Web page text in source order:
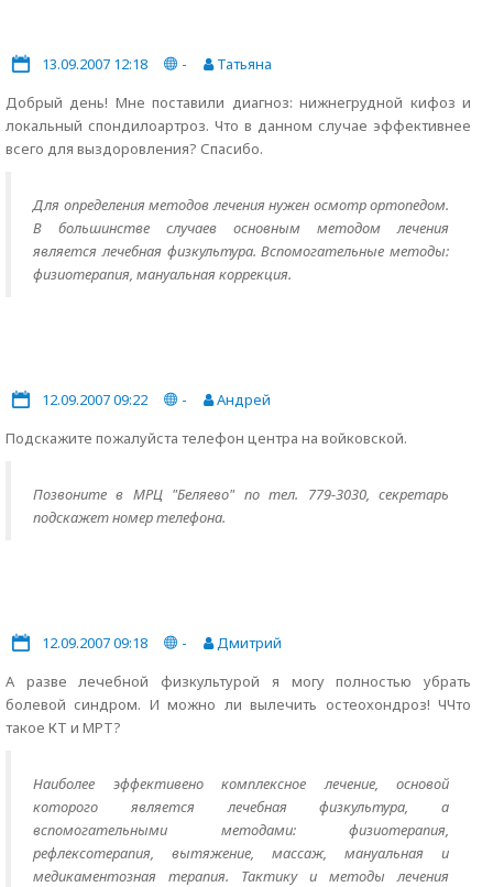
13.09.2007 12:18 -
Татьяна
Добрый день! Мне поставили диагноз: нижнегрудной кифоз и
локальный спондилоартроз. Что в данном случае эффективнее
всего для выздоровления? Спасибо.
Для определения методов лечения нужен осмотр ортопедом.
В большинстве случаев основным методом лечения
является лечебная физкультура. Вспомогательные методы:
физиотерапия, мануальная коррекция.
12.09.2007 09:22 -
Андрей
Подскажите пожалуйста телефон центра на войковской.
Позвоните в МРЦ "Беляево" по тел. 779-3030, секретарь
подскажет номер телефона.
12.09.2007 09:18 -
Дмитрий
А разве лечебной физкультурой я могу полностью убрать
болевой синдром. И можно ли вылечить остеохондроз! ЧЧто
такое КТ и МРТ?
Наиболее эффективено комплексное лечение, основой
которого является лечебная физкультура, а
вспомогательными методами: физиотерапия,
рефлексотерапия, вытяжение, массаж, мануальная и
медикаментозная терапия. Тактику и методы лечения